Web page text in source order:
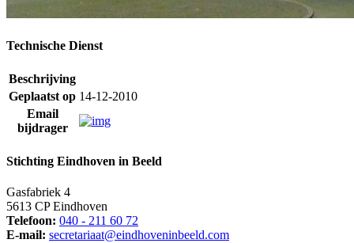
Technische Dienst
Beschrijving
Geplaatst op 14-12-2010
Email
bijdrager
Stichting Eindhoven in Beeld
Gasfabriek 4
5613 CP Eindhoven
Telefoon: 040 - 211 60 72
E-mail: secretariaat@eindhoveninbeeld.com